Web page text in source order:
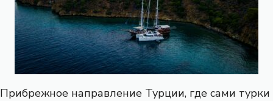
Прибрежное направление Турции, где сами турки